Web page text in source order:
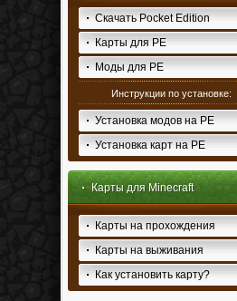
Скачать Pocket Edition
Карты для PE
Моды для PE
Инструкции по установке:
Установка модов на PE
Установка карт на PE
Карты для Minecraft
Карты на прохождения
Карты на выживания
Как установить карту?